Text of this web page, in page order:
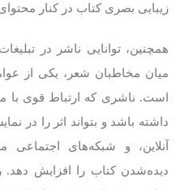
زیبایی بصری کتاب در کنار
همچنین، توانایی ناشر در
میان مخاطبان شعر، یکی از
است. ناشری که ارتباط قوی با
داشته باشد و بتواند اثر را در
آنلاین، و شبکه‌های اجتماعی
دیده‌شدن کتاب را افزایش